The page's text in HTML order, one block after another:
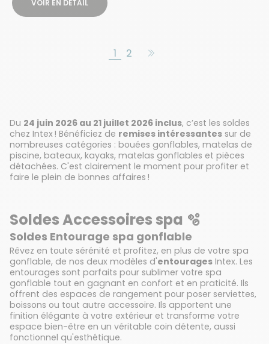
VOIR EN DÉTAIL
1 2
Du 24 juin 2026 au 21 juillet 2026 inclus, c’est les soldes
chez Intex ! Bénéficiez de remises intéressantes sur de
nombreuses catégories : bouées gonflables, matelas de
piscine, bateaux, kayaks, matelas gonflables et pièces
détachées. C'est clairement le moment pour profiter et
faire le plein de bonnes affaires !
Soldes Accessoires spa 🫧
Soldes Entourage spa gonflable
Rêvez en toute sérénité et profitez, en plus de votre spa
gonflable, de nos deux modèles d'entourages Intex. Les
entourages sont parfaits pour sublimer votre spa
gonflable tout en gagnant en confort et en praticité. Ils
offrent des espaces de rangement pour poser serviettes,
boissons ou tout autre accessoire. Ils apportent une
finition élégante à votre extérieur et transforme votre
espace bien-être en un véritable coin détente, aussi
fonctionnel qu'esthétique.